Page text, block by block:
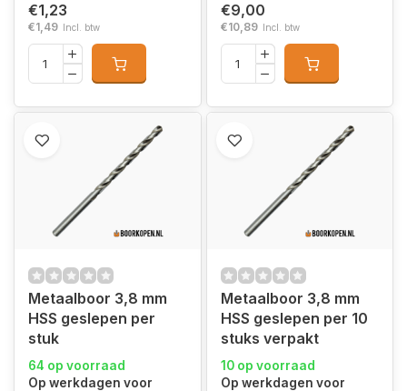
€1,23
€1,49 Incl. btw
€9,00
€10,89 Incl. btw
Metaalboor 3,8 mm
HSS geslepen per
stuk
64 op voorraad
Op werkdagen voor
Metaalboor 3,8 mm
HSS geslepen per 10
stuks verpakt
10 op voorraad
Op werkdagen voor